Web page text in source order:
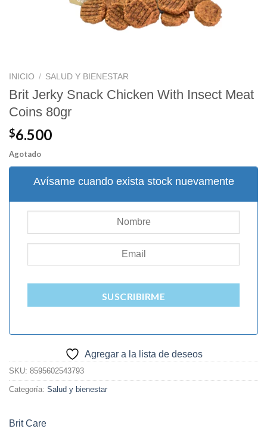
INICIO / SALUD Y BIENESTAR
Brit Jerky Snack Chicken With Insect Meat
Coins 80gr
$6.500
Agotado
Avísame cuando exista stock nuevamente
SUSCRIBIRME
Agregar a la lista de deseos
SKU: 8595602543793
Categoría: Salud y bienestar
Brit Care